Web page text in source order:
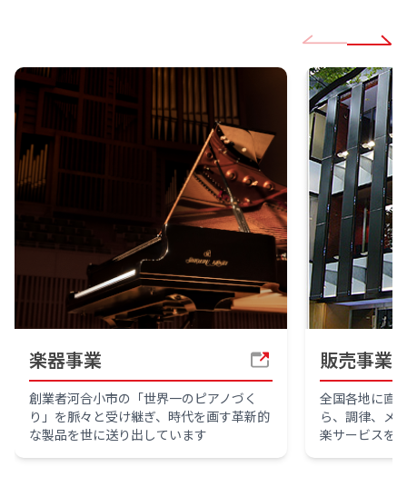
楽器事業
創業者河合小市の「世界一のピアノづく
り」を脈々と受け継ぎ、時代を画す革新的
な製品を世に送り出しています
販売事業
全国各地に直
ら、調律、メ
楽サービスを